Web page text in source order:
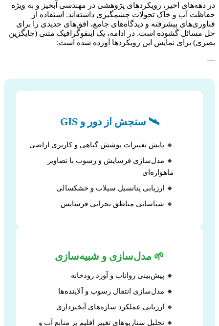
در دهه‌های اخیر، رویکردهای پژوهشی در مهندسی آبخیز و به ویژه
حفاظت آب و خاک تحولات چشمگیری داشته‌اند. استفاده از
فناوری‌های پیشرفته و دیدگاه‌های جامع، افق‌های جدیدی را برای
حل مسائل گشوده است. در ادامه، یک اینفوگرافیک متنی (جایگزین
بصری) برای نمایش این رویکردها آورده شده است:
—
🛰️ سنجش از دور و GIS
🔸 پایش تغییرات پوشش گیاهی و کاربری اراضی
🔸 مدل‌سازی فرسایش و رسوب با تصاویر
ماهواره‌ای
🔸 ارزیابی پتانسیل سیلاب و خشکسالی
🔸 شناسایی مناطق بحرانی فرسایش
🌱 مدل‌سازی و شبیه‌سازی
🔸 پیش‌بینی رواناب و آورد رودخانه
🔸 مدل‌سازی انتقال رسوب و آلاینده‌ها
🔸 ارزیابی عملکرد سازه‌های آبخیزداری
🔸 تحلیل سناریوهای تغییر اقلیم بر منابع آب و